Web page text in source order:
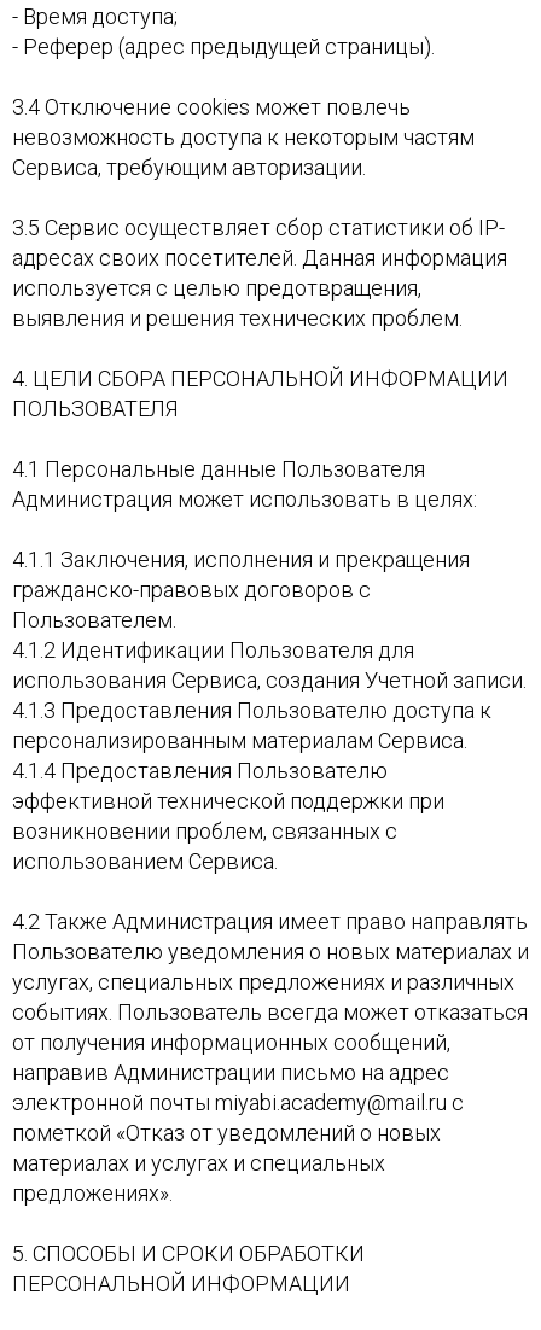
- Время доступа;
- Реферер (адрес предыдущей страницы).
3.4 Отключение cookies может повлечь
невозможность доступа к некоторым частям
Сервиса, требующим авторизации.
3.5 Сервис осуществляет сбор статистики об IP-
адресах своих посетителей. Данная информация
используется с целью предотвращения,
выявления и решения технических проблем.
4. ЦЕЛИ СБОРА ПЕРСОНАЛЬНОЙ ИНФОРМАЦИИ
ПОЛЬЗОВАТЕЛЯ
4.1 Персональные данные Пользователя
Администрация может использовать в целях:
4.1.1 Заключения, исполнения и прекращения
гражданско-правовых договоров с
Пользователем.
4.1.2 Идентификации Пользователя для
использования Сервиса, создания Учетной записи.
4.1.3 Предоставления Пользователю доступа к
персонализированным материалам Сервиса.
4.1.4 Предоставления Пользователю
эффективной технической поддержки при
возникновении проблем, связанных с
использованием Сервиса.
4.2 Также Администрация имеет право направлять
Пользователю уведомления о новых материалах и
услугах, специальных предложениях и различных
событиях. Пользователь всегда может отказаться
от получения информационных сообщений,
направив Администрации письмо на адрес
электронной почты miyabi.academy@mail.ru с
пометкой «Отказ от уведомлений о новых
материалах и услугах и специальных
предложениях».
5. СПОСОБЫ И СРОКИ ОБРАБОТКИ
ПЕРСОНАЛЬНОЙ ИНФОРМАЦИИ